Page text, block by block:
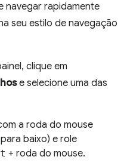
navegar rapidamente
seu estilo de navegação
clique em
e selecione uma das
a roda do mouse
baixo) e role
+ roda do mouse.